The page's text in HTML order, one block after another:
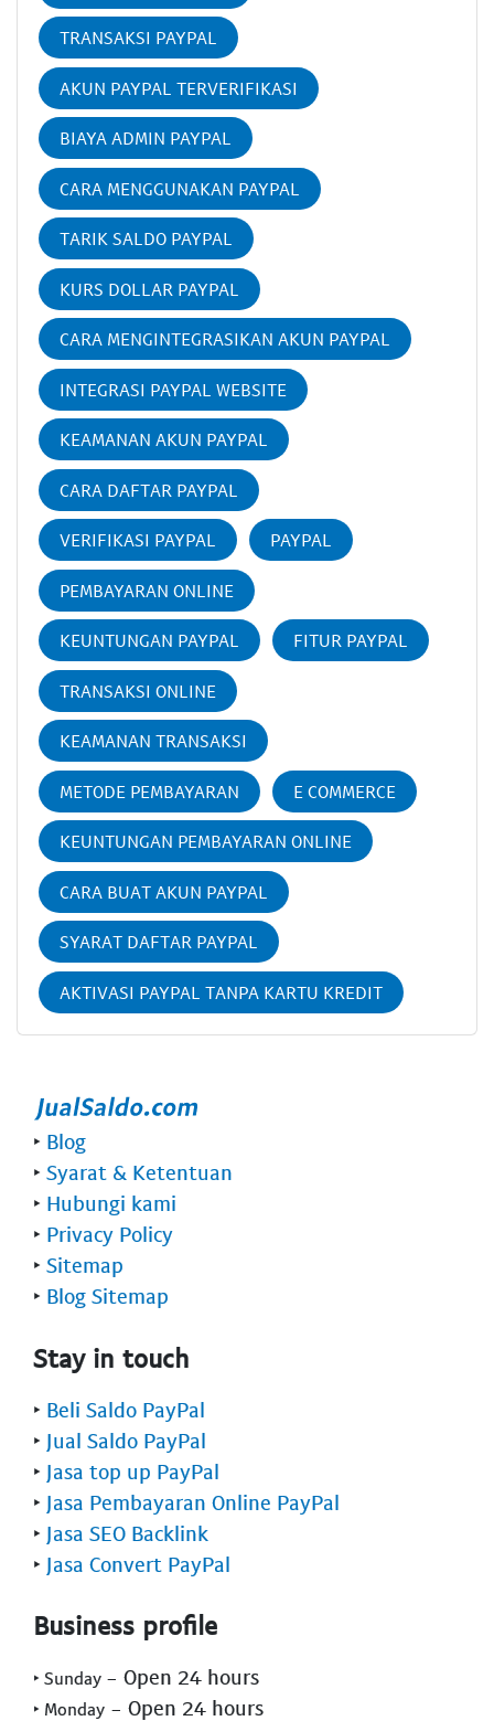
TRANSAKSI PAYPAL
AKUN PAYPAL TERVERIFIKASI
BIAYA ADMIN PAYPAL
CARA MENGGUNAKAN PAYPAL
TARIK SALDO PAYPAL
KURS DOLLAR PAYPAL
CARA MENGINTEGRASIKAN AKUN PAYPAL
INTEGRASI PAYPAL WEBSITE
KEAMANAN AKUN PAYPAL
CARA DAFTAR PAYPAL
VERIFIKASI PAYPAL PAYPAL
PEMBAYARAN ONLINE
KEUNTUNGAN PAYPAL FITUR PAYPAL
TRANSAKSI ONLINE
KEAMANAN TRANSAKSI
METODE PEMBAYARAN E COMMERCE
KEUNTUNGAN PEMBAYARAN ONLINE
CARA BUAT AKUN PAYPAL
SYARAT DAFTAR PAYPAL
AKTIVASI PAYPAL TANPA KARTU KREDIT
‣ Blog
‣ Syarat & Ketentuan
‣ Hubungi kami
‣ Privacy Policy
‣ Sitemap
‣ Blog Sitemap
Stay in touch
‣ Beli Saldo PayPal
‣ Jual Saldo PayPal
‣ Jasa top up PayPal
‣ Jasa Pembayaran Online PayPal
‣ Jasa SEO Backlink
‣ Jasa Convert PayPal
Business profile
‣ Sunday - Open 24 hours
‣ Monday - Open 24 hours